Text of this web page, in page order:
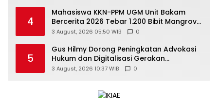
4
Mahasiswa KKN-PPM UGM Unit Bakam
Bercerita 2026 Tebar 1.200 Bibit Mangrove
di Sungai Air Layang
3 August, 2026 05:50 WIB 0
5
Gus Hilmy Dorong Peningkatan Advokasi
Hukum dan Digitalisasi Gerakan
Meningkatkan Kualitas PMII DIY
3 August, 2026 10:37 WIB 0